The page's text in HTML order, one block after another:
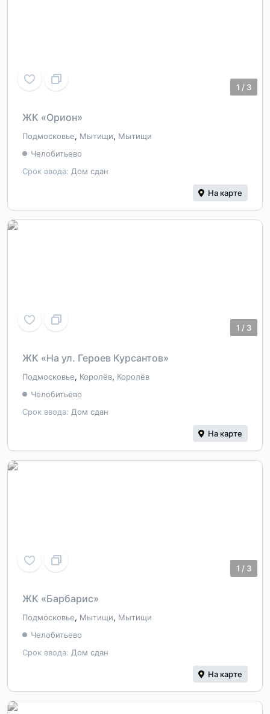
1 / 3
ЖК «Орион»
Подмосковье, Мытищи, Мытищи
Срок ввода: Дом сдан
Челобитьево
На карте
1 / 3
ЖК «На ул. Героев Курсантов»
Подмосковье, Королёв, Королёв
Срок ввода: Дом сдан
Челобитьево
На карте
1 / 3
ЖК «Барбарис»
Подмосковье, Мытищи, Мытищи
Срок ввода: Дом сдан
Челобитьево
На карте